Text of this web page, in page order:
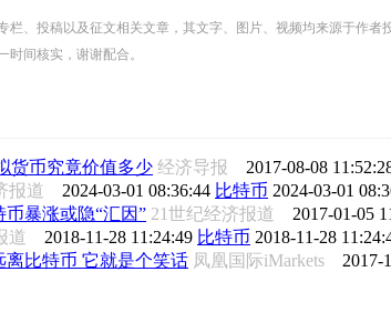
栏、投稿以及征文相关文章，其文字、图片、视频均来源于作者
时间核实，谢谢配合。
货币究竟价值多少 经济导报 2017-08-08
报道 2024-03-01 08:36:44 比特币 2024-03-01
暴涨或隐“汇因” 21世纪经济报道 2017-01-05
道 2018-11-28 11:24:49 比特币 2018-11-28
离比特币 它就是个笑话 凤凰国际iMarkets 2017-